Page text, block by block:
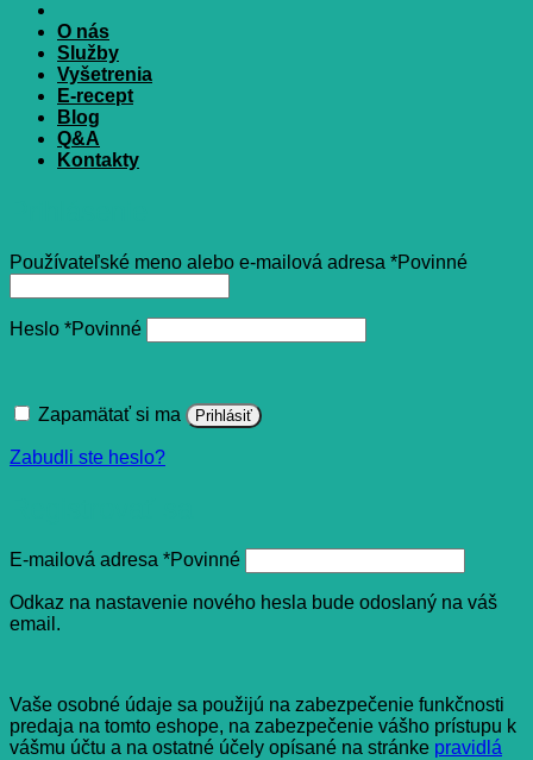
O nás
Služby
Vyšetrenia
E-recept
Blog
Q&A
Kontakty
Používateľské meno alebo e-mailová adresa *Povinné
Heslo *Povinné
Zapamätať si ma Prihlásiť
Zabudli ste heslo?
E-mailová adresa *Povinné
Odkaz na nastavenie nového hesla bude odoslaný na váš
email.
Vaše osobné údaje sa použijú na zabezpečenie funkčnosti
predaja na tomto eshope, na zabezpečenie vášho prístupu k
vášmu účtu a na ostatné účely opísané na stránke pravidlá